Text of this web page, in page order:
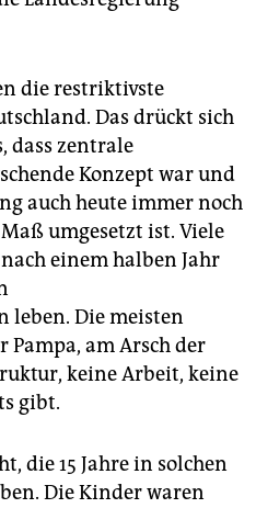
die restriktivste
Das drückt sich
dass zentrale
Konzept war und
auch heute immer noch
umgesetzt ist. Viele
einem halben Jahr
leben. Die meisten
Pampa, am Arsch der
keine Arbeit, keine
gibt.
die 15 Jahre in solchen
Die Kinder waren